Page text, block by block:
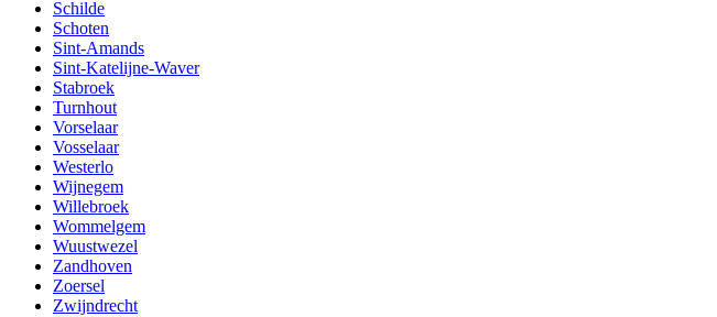
Schilde
Schoten
Sint-Amands
Sint-Katelijne-Waver
Stabroek
Turnhout
Vorselaar
Vosselaar
Westerlo
Wijnegem
Willebroek
Wommelgem
Wuustwezel
Zandhoven
Zoersel
Zwijndrecht